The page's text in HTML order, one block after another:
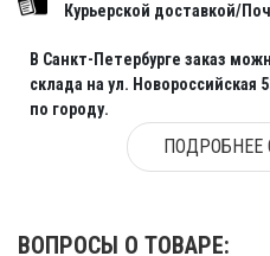
Санкт-Петербурге
регионы отправим ТК
Курьерской доставкой/
В Санкт-Петербурге заказ
склада на ул. Новороссийская
по городу.
ПОДРОБНЕЕ
ВОПРОСЫ О ТОВАРЕ: